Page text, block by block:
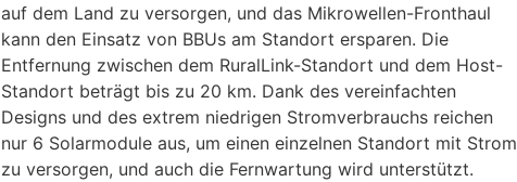
auf dem Land zu versorgen, und das Mikrowellen-Fronthaul
kann den Einsatz von BBUs am Standort ersparen. Die
Entfernung zwischen dem RuralLink-Standort und dem Host-
Standort beträgt bis zu 20 km. Dank des vereinfachten
Designs und des extrem niedrigen Stromverbrauchs reichen
nur 6 Solarmodule aus, um einen einzelnen Standort mit Strom
zu versorgen, und auch die Fernwartung wird unterstützt.